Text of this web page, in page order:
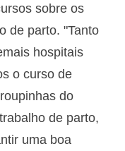
sobre os
de parto. "Tanto
hospitais
o curso de
do
de parto,
uma boa